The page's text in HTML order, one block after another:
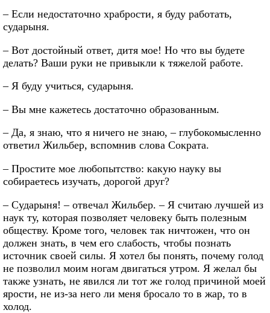
– Если недостаточно храбрости, я буду работать,
сударыня.
– Вот достойный ответ, дитя мое! Но что вы будете
делать? Ваши руки не привыкли к тяжелой работе.
– Я буду учиться, сударыня.
– Вы мне кажетесь достаточно образованным.
– Да, я знаю, что я ничего не знаю, – глубокомысленно
ответил Жильбер, вспомнив слова Сократа.
– Простите мое любопытство: какую науку вы
собираетесь изучать, дорогой друг?
– Сударыня! – отвечал Жильбер. – Я считаю лучшей из
наук ту, которая позволяет человеку быть полезным
обществу. Кроме того, человек так ничтожен, что он
должен знать, в чем его слабость, чтобы познать
источник своей силы. Я хотел бы понять, почему голод
не позволил моим ногам двигаться утром. Я желал бы
также узнать, не явился ли тот же голод причиной моей
ярости, не из-за него ли меня бросало то в жар, то в
холод.